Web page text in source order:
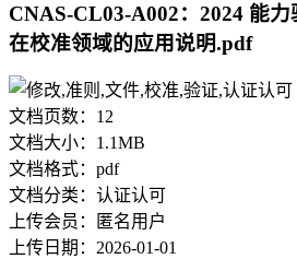
CNAS-CL03-A002：2024 能
在校准领域的应用说明.pdf
文档页数： 12
文档大小： 1.1MB
文档格式： pdf
文档分类： 认证认可
上传会员：
匿名用户
上传日期： 2026-01-01